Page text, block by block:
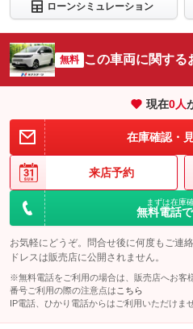
ローンシミュレーション
無料 この車両に関する
現在0人
在庫確認・
来店予約
まずは在庫
無料電話
お気軽にどうぞ。問合せ後に何度もご連
ドレスは販売店に公開されません。
※無料電話をご利用の場合は、販売店へお客
番号ご利用の際の注意点は こちら
IP電話、ひかり電話からはご利用いただけませ